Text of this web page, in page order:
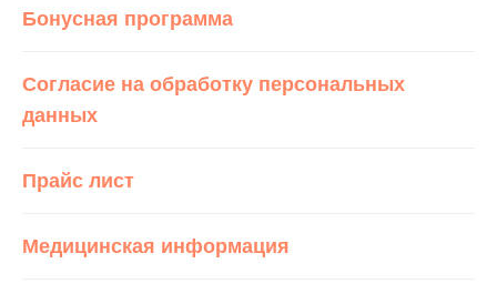
Бонусная программа
Согласие на обработку персональных
данных
Прайс лист
Медицинская информация